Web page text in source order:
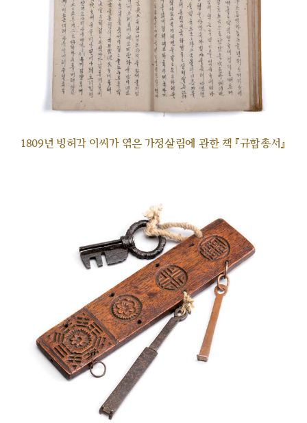
1809년 빙허각 이씨가 엮은 가정살림에 관한 책 『규합총서』